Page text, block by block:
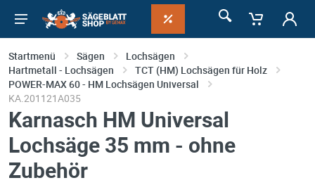
Startmenü Sägen
Lochsägen
Hartmetall - Lochsägen
TCT (HM) Lochsägen für Holz
POWER-MAX 60 - HM Lochsägen Universal
KA.201121A035
Karnasch HM Universal
Lochsäge 35 mm - ohne
Zubehör